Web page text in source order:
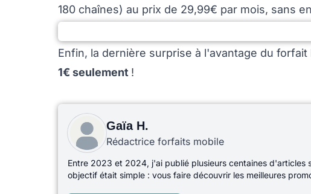
180 chaînes) au prix de 29,99€ par mois, sans
Enfin, la dernière surprise à l'avantage du forfait
1€ seulement !
Gaïa H.
Rédactrice forfaits mobile
Entre 2023 et 2024, j'ai publié plusieurs centaines d'articles
objectif était simple : vous faire découvrir les meilleures